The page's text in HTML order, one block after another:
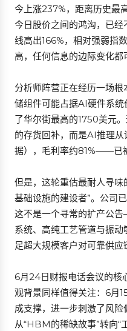
今上涨237%，距离历史最
今日股价之间的鸿沟，已
线高出166%，相对强弱指
高，任何信息的边际变化都
分析师阵营正在经历一场
储组件可能占据AI硬件系
了华尔街最高的1750美元
的存货回补，而是AI推理
据），毛利率约81%——已
但是，这轮重估最耐人寻
基础设施的建设者”。公司
这不是一个寻常的扩产公
系统、高纯工艺管道与振
足超大规模客户对可靠供应
6月24日财报电话会议的
观背景同样值得关注：6月
成支撑，进一步刺激了风
从“HBM的稀缺故事”转向“